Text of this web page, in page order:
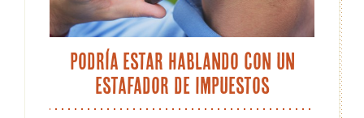
Podría estar hablando con un
estafador de impuestos